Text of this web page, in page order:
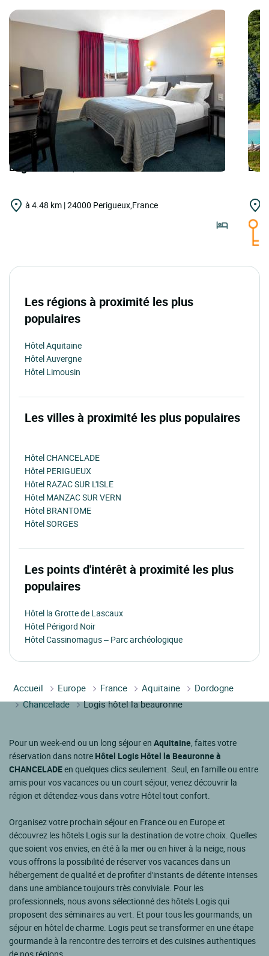
Logis Hôtels | Cit'Hotel Bristol
à 4.48 km | 24000 Perigueux,France
Les régions à proximité les plus
populaires
Hôtel Aquitaine
Hôtel Auvergne
Hôtel Limousin
Les villes à proximité les plus populaires
Hôtel CHANCELADE
Hôtel PERIGUEUX
Hôtel RAZAC SUR L'ISLE
Hôtel MANZAC SUR VERN
Hôtel BRANTOME
Hôtel SORGES
Les points d'intérêt à proximité les plus
populaires
Hôtel la Grotte de Lascaux
Hôtel Périgord Noir
Hôtel Cassinomagus – Parc archéologique
Accueil Europe France Aquitaine
Dordogne
Chancelade
Logis hôtel la beauronne
Pour un week-end ou un long séjour en Aquitaine, faites votre
réservation dans notre Hôtel Logis Hôtel la Beauronne à
CHANCELADEen quelques clics seulement. Seul, en famille ou entre
amis pour vos vacances ou un court séjour, venez découvrir la
région et détendez-vous dans votre Hôtel tout confort.
Organisez votre prochain séjour en France ou en Europe et
découvrez les hôtels Logis sur la destination de votre choix. Quelles
que soient vos envies, en été à la mer ou en hiver à la neige, nous
vous offrons la possibilité de réserver vos vacances dans un
hébergement de qualité et de profiter d'instants de détente intenses
dans une ambiance toujours très conviviale. Pour les
professionnels, nous avons sélectionné des hôtels Logis qui
proposent des séminaires au vert. Et pour tous les gourmands, un
séjour en hôtel de charme. Logis peut se transformer en une étape
gourmande à la rencontre des terroirs et des cuisines authentiques